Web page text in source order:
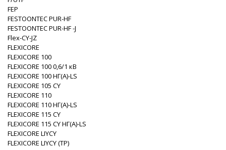
FEP
FESTOONTEC PUR-HF
FESTOONTEC PUR-HF -J
Flex-CY-JZ
FLEXICORE
FLEXICORE 100
FLEXICORE 100 0,6/1 кВ
FLEXICORE 100 НГ(A)-LS
FLEXICORE 105 CY
FLEXICORE 110
FLEXICORE 110 НГ(A)-LS
FLEXICORE 115 CY
FLEXICORE 115 CY НГ(A)-LS
FLEXICORE LIYCY
FLEXICORE LIYCY (TP)